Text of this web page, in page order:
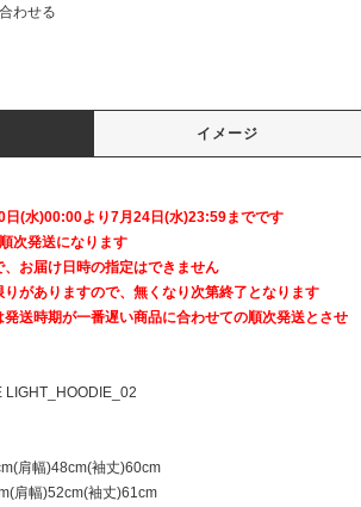
わせる
イメージ
日(水)00:00より7月24日(水)23:59までです
次発送になります
お届け日時の指定はできません
がありますので、無くなり次第終了となります
送時期が一番遅い商品に合わせての順次発送とさせ
LIGHT_HOODIE_02
肩幅)48cm(袖丈)60cm
肩幅)52cm(袖丈)61cm